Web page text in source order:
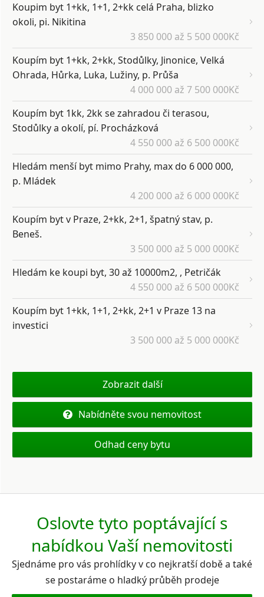
Koupim byt 1+kk, 1+1, 2+kk celá Praha, blizko
okoli, pi. Nikitina
3 850 000 až 5 500 000Kč
Koupím byt 1+kk, 2+kk, Stodůlky, Jinonice, Velká
Ohrada, Hůrka, Luka, Lužiny, p. Průša
4 000 000 až 7 500 000Kč
Koupím byt 1kk, 2kk se zahradou či terasou,
Stodůlky a okolí, pí. Procházková
4 550 000 až 6 500 000Kč
Hledám menší byt mimo Prahy, max do 6 000 000,
p. Mládek
4 200 000 až 6 000 000Kč
Koupím byt v Praze, 2+kk, 2+1, špatný stav, p.
Beneš.
3 500 000 až 5 000 000Kč
Hledám ke koupi byt, 30 až 10000m2, , Petričák
4 550 000 až 6 500 000Kč
Koupím byt 1+kk, 1+1, 2+kk, 2+1 v Praze 13 na
investici
3 500 000 až 5 000 000Kč
Zobrazit další
Nabídněte svou nemovitost
Odhad ceny bytu
Oslovte tyto poptávající s
nabídkou Vaší nemovitosti
Sjednáme pro vás prohlídky v co nejkratší době a také
se postaráme o hladký průběh prodeje